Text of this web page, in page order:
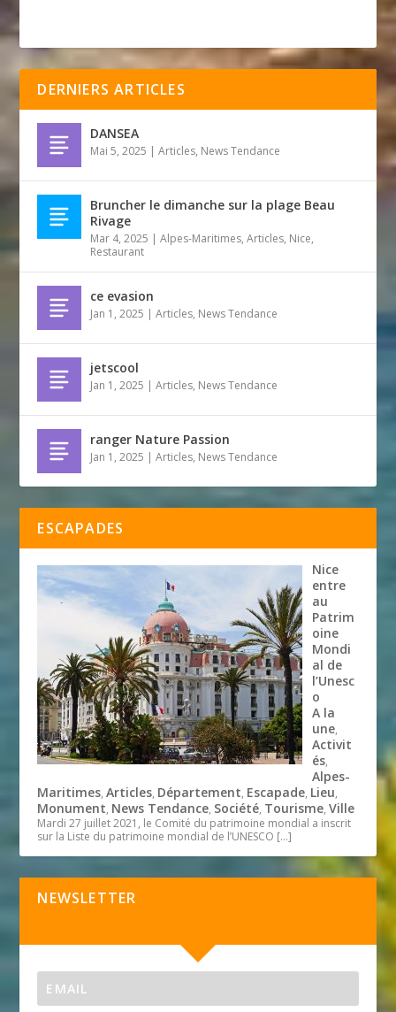
DERNIERS ARTICLES
DANSEA
Mai 5, 2025 |Articles, News Tendance
Bruncher le dimanche sur la plage Beau
Rivage
Mar 4, 2025 |Alpes-Maritimes,Articles, Nice,
Restaurant
ce evasion
Jan 1, 2025 |Articles, News Tendance
jetscool
Jan 1, 2025 |Articles, News Tendance
ranger Nature Passion
Jan 1, 2025 |Articles, News Tendance
ESCAPADES
Nice
entre
au
Patrim
oine
Mondi
al de
l’Unesc
o
A la
une,
Activit
és,
Alpes-
Maritimes,Articles, Département, Escapade, Lieu,
Monument, News Tendance, Société, Tourisme,Ville
Mardi 27 juillet 2021, le Comité du patrimoine mondial a inscrit
sur la Liste du patrimoine mondial de l’UNESCO […]
NEWSLETTER